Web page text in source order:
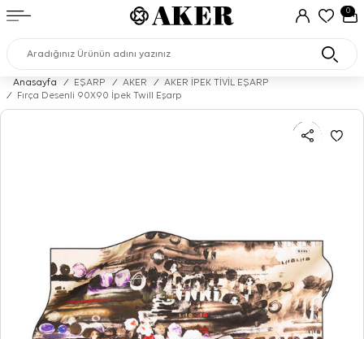
0
Anasayfa / EŞARP / AKER /
AKER İPEK TİVİL EŞARP
/
Fırça Desenli 90X90 İpek Twill Eşarp